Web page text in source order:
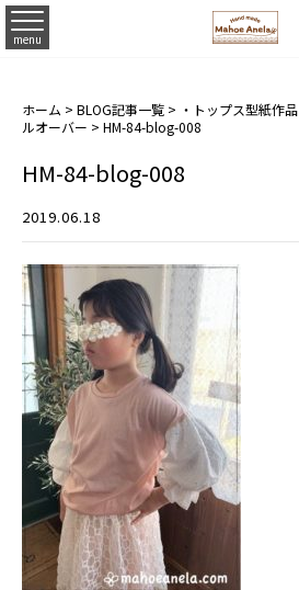
menu
ホーム > BLOG記事一覧 > ・トップス型紙作品
ルオーバー > HM-84-blog-008
HM-84-blog-008
2019.06.18